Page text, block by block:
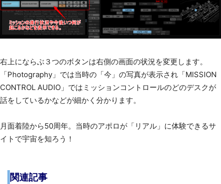
右上にならぶ３つのボタンは右側の画面の状況を変更します。
「Photography」では当時の「今」の写真が表示され「MISSION
CONTROL AUDIO」ではミッションコントロールのどのデスクが
話をしているかなどが細かく分かります。
月面着陸から50周年。当時のアポロが「リアル」に体験できるサ
イトで宇宙を知ろう！
関連記事